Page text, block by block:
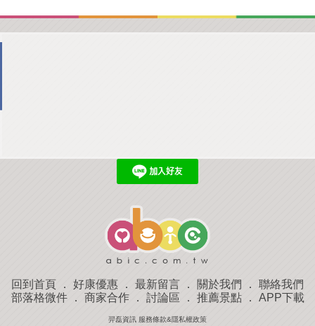
回到首頁 ． 好康優惠 ． 最新留言 ． 關於我們 ． 聯絡我們
部落格微件． 商家合作． 討論區 ． 推薦景點． APP下載
羿磊資訊 服務條款&隱私權政策